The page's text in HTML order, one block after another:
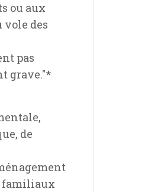
ou aux
vole des
pas
grave."*
de
familiaux